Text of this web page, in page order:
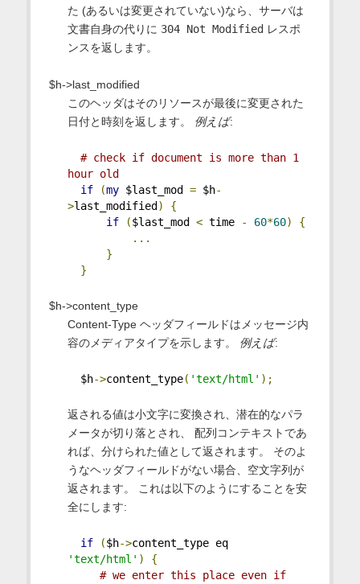
た (あるいは変更されていない)なら、サーバは
文書自身の代りに 304 Not Modified レスポ
ンスを返します。
$h->last_modified
このヘッダはそのリソースが最後に変更された
日付と時刻を返します。 例えば:
# check if document is more than 1
hour old
if
(my $last_mod = $h-
>last_modified )
{
if
($last_mod < time - 60*60)
{
...
}
}
$h->content_type
Content-Type ヘッダフィールドはメッセージ内
容のメディアタイプを示します。 例えば:
$h->content_type( 'text/html' );
返される値は小文字に変換され、潜在的なパラ
メータが切り落とされ、 配列コンテキストであ
れば、分けられた値として返されます。 そのよ
うなヘッダフィールドがない場合、空文字列が
返されます。 これは以下のようにすることを安
全にします:
if ($h->
content_type eq
'text/html' )
{
# we enter this place even if